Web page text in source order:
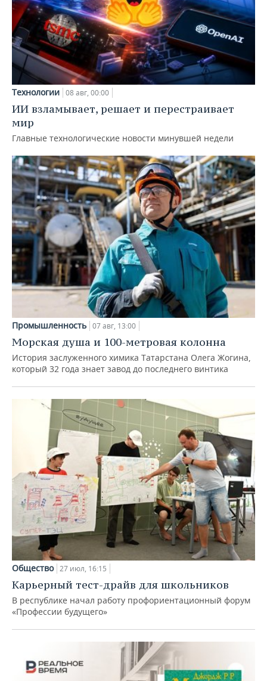
Технологии 08 авг, 00:00
ИИ взламывает, решает и перестраивает
мир
Главные технологические новости минувшей недели
Промышленность 07 авг, 13:00
Морская душа и 100-метровая колонна
История заслуженного химика Татарстана Олега Жогина,
который 32 года знает завод до последнего винтика
Общество 27 июл, 16:15
Карьерный тест-драйв для школьников
В республике начал работу профориентационный форум
«Профессии будущего»